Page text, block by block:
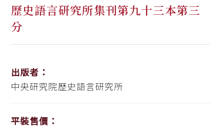
歷史語言研究所集刊第九十三本第三
分
出版者：
中央研究院歷史語言研究所
平裝售價：